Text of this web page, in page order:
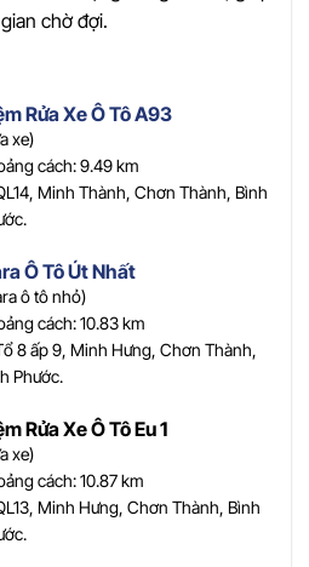
chờ đợi.
Rửa Xe Ô Tô A93
xe)
cách: 9.49 km
Minh Thành, Chơn Thành, Bình
Ô Tô Út Nhất
ô tô nhỏ)
cách: 10.83 km
8 ấp 9, Minh Hưng, Chơn Thành,
Phước.
Rửa Xe Ô Tô Eu 1
xe)
cách: 10.87 km
Minh Hưng, Chơn Thành, Bình